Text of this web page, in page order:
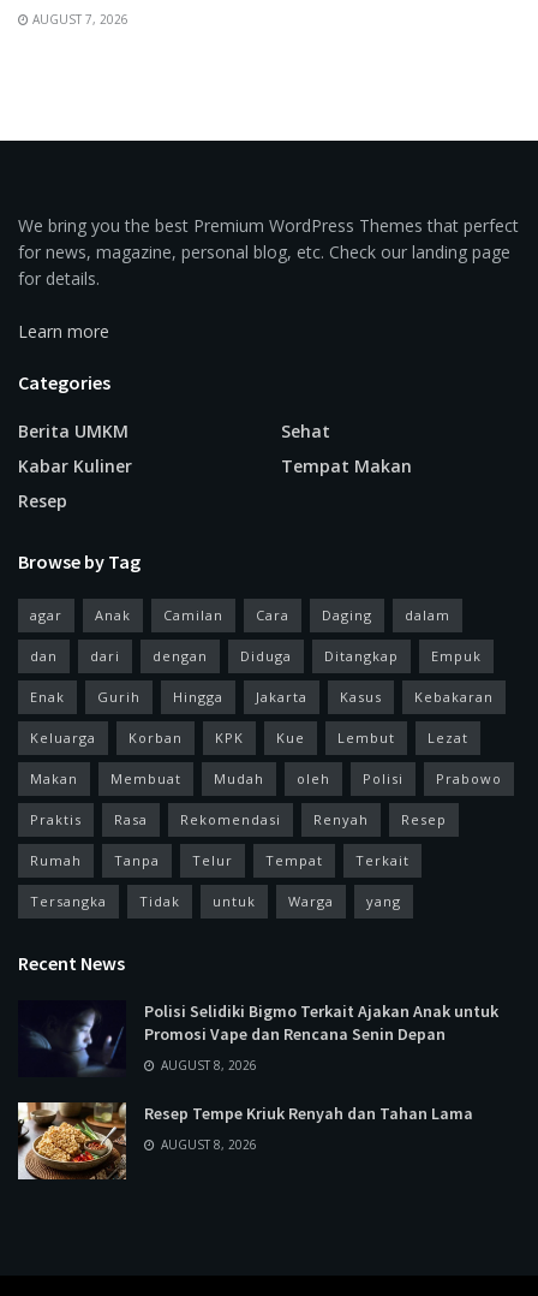
AUGUST 7, 2026
We bring you the best Premium WordPress Themes that perfect
for news, magazine, personal blog, etc. Check our landing page
for details.
Learn more
Categories
Berita UMKM
Kabar Kuliner
Resep
Sehat
Tempat Makan
Browse by Tag
agar Anak Camilan Cara Daging dalam
dan dari dengan Diduga Ditangkap Empuk
Enak Gurih Hingga Jakarta Kasus Kebakaran
Keluarga Korban KPK Kue Lembut Lezat
Makan Membuat Mudah oleh Polisi Prabowo
Praktis Rasa Rekomendasi Renyah Resep
Rumah Tanpa Telur Tempat Terkait
Tersangka Tidak untuk Warga yang
Recent News
Polisi Selidiki Bigmo Terkait Ajakan Anak untuk
Promosi Vape dan Rencana Senin Depan
AUGUST 8, 2026
Resep Tempe Kriuk Renyah dan Tahan Lama
AUGUST 8, 2026